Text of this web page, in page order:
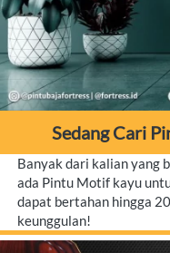
Sedang Cari
Banyak dari kalian yang
ada Pintu Motif kayu
dapat bertahan hingga
keunggulan!